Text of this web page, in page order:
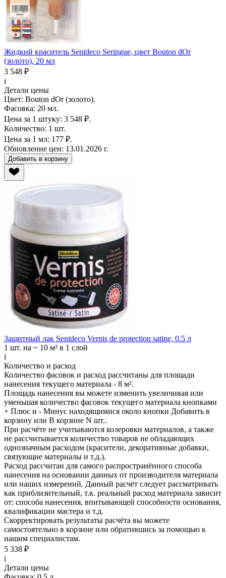
Жидкий краситель Senideco Seringue, цвет Bouton dOr
(золото), 20 мл
3 548 ₽
i
Детали цены
Цвет: Bouton dOr (золото).
Фасовка: 20 мл.
Цена за 1 штуку: 3 548 ₽.
Количество: 1 шт.
Цена за 1 мл: 177 ₽.
Обновление цен: 13.01.2026 г.
Добавить в корзину
Защитный лак Senideco Vernis de protection satine, 0.5 л
1 шт. на ~ 10 м² в 1 слой
i
Количество и расход
Количество фасовок и расход рассчитаны для площади
нанесения текущего материала - 8 м².
Площадь нанесения вы можете изменить увеличивая или
уменьшая количество фасовок текущего материала кнопками
+ Плюс и - Минус находящимися около кнопки Добавить в
корзину или В корзине N шт..
При расчёте не учитываются колеровки материалов, а также
не рассчитывается количество товаров не обладающих
однозначным расходом (красители, декоративные добавки,
связующие материалы и т.д.).
Расход рассчитан для самого распространённого способа
нанесения на основании данных от производителя материала
или наших измерений. Данный расчёт следует рассматривать
как приблизительный, т.к. реальный расход материала зависит
от: способа нанесения, впитывающей способности основания,
квалификации мастера и т.д.
Скорректировать результаты расчёта вы можете
самостоятельно в корзине или обратившись за помощью к
нашим специалистам.
5 338 ₽
i
Детали цены